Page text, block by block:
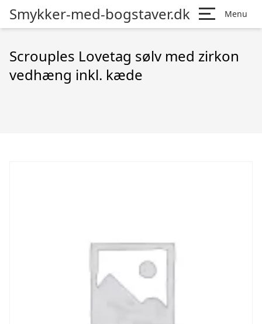
Smykker-med-bogstaver.dk Menu
Scrouples Lovetag sølv med zirkon
vedhæng inkl. kæde